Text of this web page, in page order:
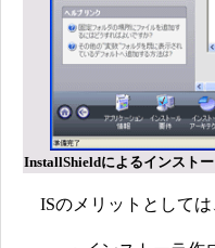
InstallShieldによるインスト
ISのメリットとしては